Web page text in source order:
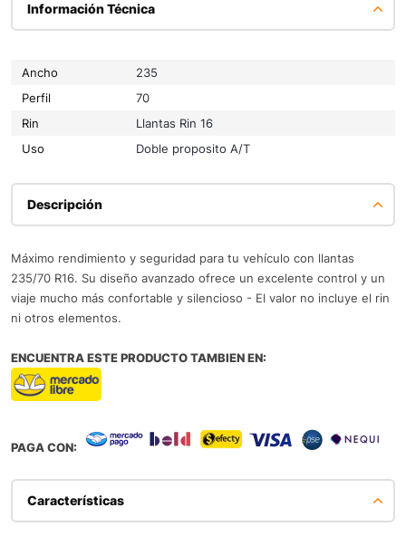
Información Técnica
Ancho
235
Perfil
70
Rin
Llantas Rin 16
Uso
Doble proposito A/T
Descripción
Máximo rendimiento y seguridad para tu vehículo con llantas
235/70 R16. Su diseño avanzado ofrece un excelente control y un
viaje mucho más confortable y silencioso - El valor no incluye el rin
ni otros elementos.
ENCUENTRA ESTE PRODUCTO TAMBIEN EN:
PAGA CON:
Características